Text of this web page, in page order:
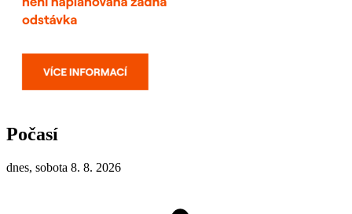
Počasí
dnes, sobota 8. 8. 2026